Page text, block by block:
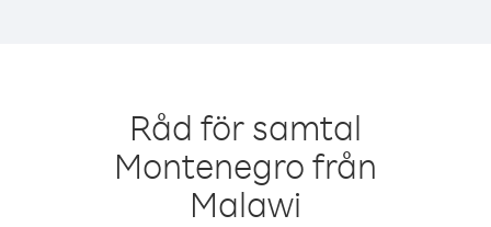
Råd för samtal
Montenegro från
Malawi